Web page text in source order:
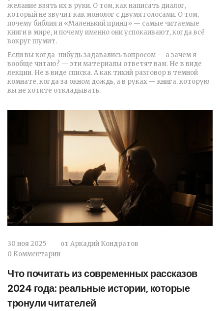
желание взять их в руки. О том, как написать диалог,
который не звучит как монолог с двумя голосами. О том,
почему библия и «Маленький принц» — самые читаемые
книги в мире, и почему именно они успокаивают, когда всё
вокруг шумит.
Если вы когда-нибудь задавались вопросом — а зачем я
вообще читаю? — эти материалы ответят вам. Не в виде
лекции. Не в виде списка. А как тихий разговор в темной
комнате, когда за окном дождь, а в руках — книга, которую
вы не хотите откладывать.
30 ноя 2025 от Аркадий Кондратов
0 Комментарии
Что почитать из современных рассказов
2024 года: реальные истории, которые
тронули читателей